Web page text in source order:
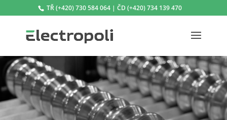
TŘ (+420) 730 584 064 | ČD (+420) 734 139 470